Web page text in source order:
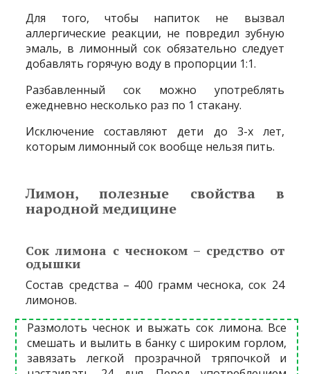
Для того, чтобы напиток не вызвал
аллергические реакции, не повредил зубную
эмаль, в лимонный сок обязательно следует
добавлять горячую воду в пропорции 1:1.
Разбавленный сок можно употреблять
ежедневно несколько раз по 1 стакану.
Исключение составляют дети до 3-х лет,
которым лимонный сок вообще нельзя пить.
Лимон, полезные свойства в
народной медицине
Сок лимона с чесноком – средство от
одышки
Состав средства – 400 грамм чеснока, сок 24
лимонов.
Размолоть чеснок и выжать сок лимона. Все
смешать и вылить в банку с широким горлом,
завязать легкой прозрачной тряпочкой и